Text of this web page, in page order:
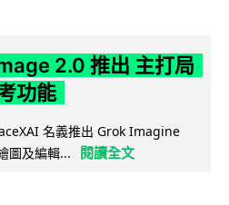
2.0 推出 主打局
功能
名義推出 Grok Imagine
圖及編輯...
閱讀全文